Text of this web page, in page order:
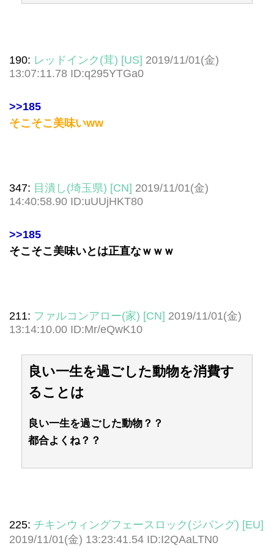
190: レッドインク(茸) [US] 2019/11/01(金)
13:07:11.78 ID:q295YTGa0
>>185
そこそこ美味いww
347: 目潰し(埼玉県) [CN] 2019/11/01(金)
14:40:58.90 ID:uUUjHKT80
>>185
そこそこ美味いとは正直なｗｗｗ
211: ファルコンアロー(家) [CN] 2019/11/01(金)
13:14:10.00 ID:Mr/eQwK10
良い一生を過ごした動物を消費す
ることは
良い一生を過ごした動物？？
都合よくね？？
225: チキンウィングフェースロック(ジパング) [EU]
2019/11/01(金) 13:23:41.54 ID:I2QAaLTN0